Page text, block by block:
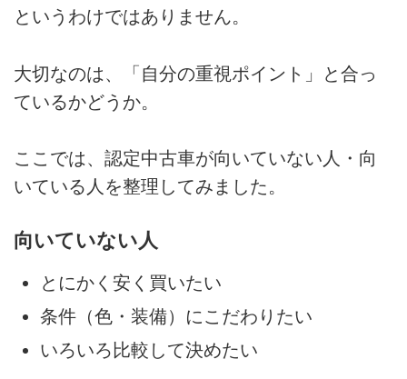
というわけではありません。
大切なのは、「自分の重視ポイント」と合っ
ているかどうか。
ここでは、認定中古車が向いていない人・向
いている人を整理してみました。
向いていない人
とにかく安く買いたい
条件（色・装備）にこだわりたい
いろいろ比較して決めたい